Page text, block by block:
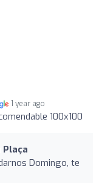
1 year ago
100x100
Domingo, te